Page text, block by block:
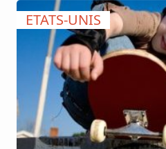
ETATS-UNIS